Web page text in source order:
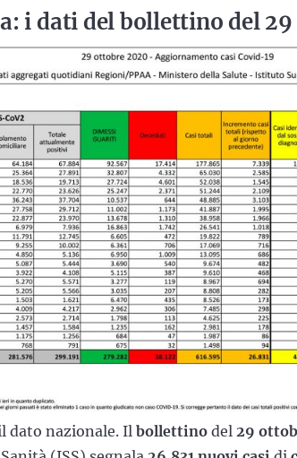
i dati del bollettino del
dato nazionale. Il bollettino del 29